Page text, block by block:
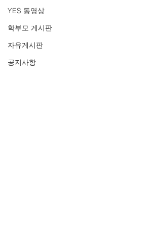
YES 동영상
학부모 게시판
자유게시판
공지사항